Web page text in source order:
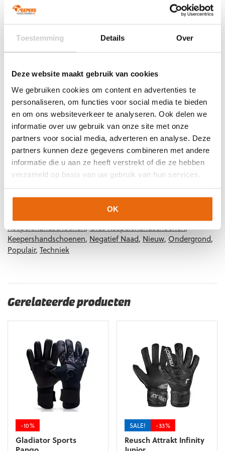
Toestemming Details Over
Deze website maakt gebruik van cookies
We gebruiken cookies om content en advertenties te
personaliseren, om functies voor social media te bieden
en om ons websiteverkeer te analyseren. Ook delen we
informatie over uw gebruik van onze site met onze
partners voor social media, adverteren en analyse. Deze
partners kunnen deze gegevens combineren met andere
informatie die u aan ze heeft verstrekt of die ze hebben
verzameld op basis van uw gebruik van hun services.
OK
Artikelnummers
EAN code
Eigenschappen
4067905169924
Maat: 9
Let op!Houd rekening met 1-2 werkdagen extra levertijd
voor bedrukte artikelen.
Bedrukte artikelen kunnen wij helaas niet terugnemen.
Keepershandschoenen,Gras Keepershandschoenen,
Keepershandschoenen, Negatief Naad, Nieuw, Ondergrond,
Populair, Techniek
Extra informatie
Maat
8, 8 1/2, 9, 9 1/2
Ondergrond
Gras
Doelgroep
Senior
Techniek (palm)
Kleur
Rood, Wit,Zwart
Merk
Adidas
Gerelateerde producten
-10%
Gladiator Sports
SALE! -33%
Reusch Attrakt Infinity